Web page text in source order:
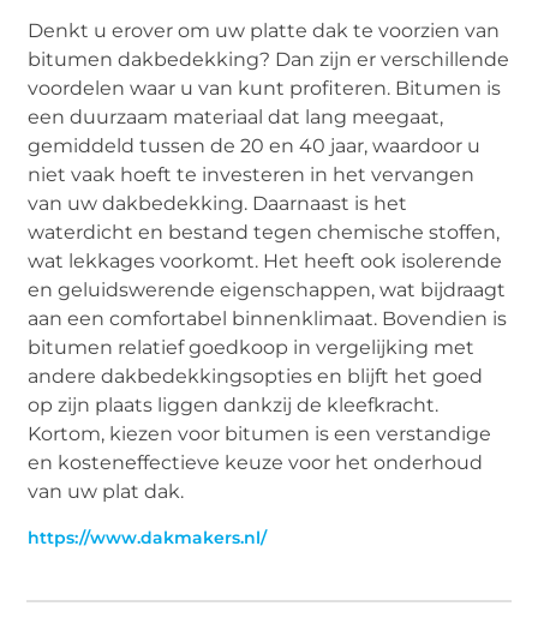
Denkt u erover om uw platte dak te voorzien van
bitumen dakbedekking? Dan zijn er verschillende
voordelen waar u van kunt profiteren. Bitumen is
een duurzaam materiaal dat lang meegaat,
gemiddeld tussen de 20 en 40 jaar, waardoor u
niet vaak hoeft te investeren in het vervangen
van uw dakbedekking. Daarnaast is het
waterdicht en bestand tegen chemische stoffen,
wat lekkages voorkomt. Het heeft ook isolerende
en geluidswerende eigenschappen, wat bijdraagt
aan een comfortabel binnenklimaat. Bovendien is
bitumen relatief goedkoop in vergelijking met
andere dakbedekkingsopties en blijft het goed
op zijn plaats liggen dankzij de kleefkracht.
Kortom, kiezen voor bitumen is een verstandige
en kosteneffectieve keuze voor het onderhoud
van uw plat dak.
https://www.dakmakers.nl/